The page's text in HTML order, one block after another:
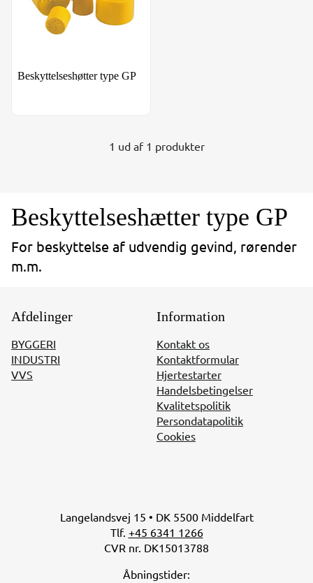
Beskyttelseshøtter type GP
1 ud af 1 produkter
Beskyttelseshætter type GP
For beskyttelse af udvendig gevind, rørender
m.m.
Afdelinger
BYGGERI
INDUSTRI
VVS
Information
Kontakt os
Kontaktformular
Hjertestarter
Handelsbetingelser
Kvalitetspolitik
Persondatapolitik
Cookies
Langelandsvej 15 • DK 5500 Middelfart
Tlf. +45 6341 1266
CVR nr. DK15013788
Åbningstider: